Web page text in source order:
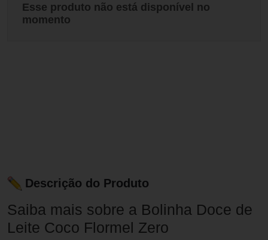
Esse produto não está disponível no
momento
Descrição do Produto
Saiba mais sobre a Bolinha Doce de
Leite Coco Flormel Zero